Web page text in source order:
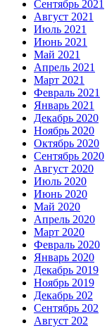
Сентябрь 2021
Август 2021
Июль 2021
Июнь 2021
Май 2021
Апрель 2021
Март 2021
Февраль 2021
Январь 2021
Декабрь 2020
Ноябрь 2020
Октябрь 2020
Сентябрь 2020
Август 2020
Июль 2020
Июнь 2020
Май 2020
Апрель 2020
Март 2020
Февраль 2020
Январь 2020
Декабрь 2019
Ноябрь 2019
Декабрь 202
Сентябрь 202
Август 202